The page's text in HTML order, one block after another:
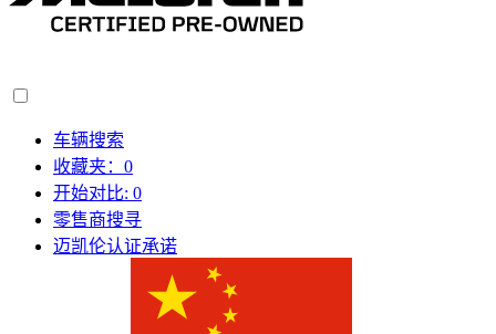
车辆搜索
收藏夹： 0
开始对比: 0
零售商搜寻
迈凯伦认证承诺